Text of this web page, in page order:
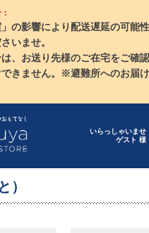
」の影響により配送遅延の可能
いませ。
、お送り先様のご在宅をご確認
きません。※避難所へのお届
いらっしゃいませ
ゲスト 様
）